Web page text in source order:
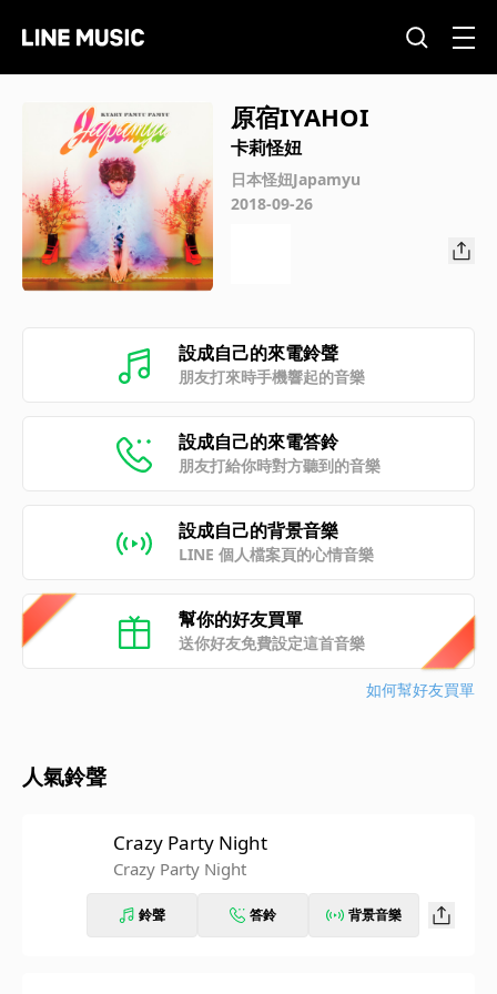
原宿IYAHOI
卡莉怪妞
日本怪妞Japamyu
2018-09-26
設成自己的來電鈴聲
朋友打來時手機響起的音樂
設成自己的來電答鈴
朋友打給你時對方聽到的音樂
設成自己的背景音樂
LINE 個人檔案頁的心情音樂
幫你的好友買單
送你好友免費設定這首音樂
如何幫好友買單
人氣鈴聲
Crazy Party Night
Crazy Party Night
鈴聲 答鈴 背景音樂